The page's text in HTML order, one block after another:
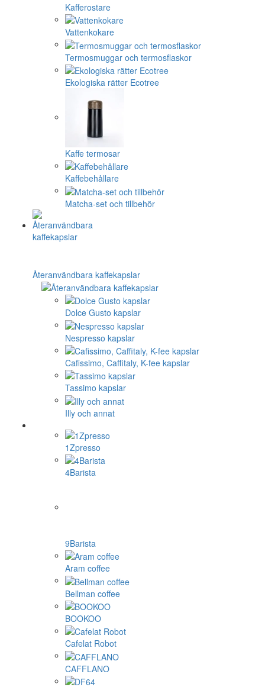
Kafferostare
Vattenkokare
Termosmuggar och termosflaskor
Ekologiska rätter Ecotree
Kaffe termosar
Kaffebehållare
Matcha-set och tillbehör
Återanvändbara kaffekapslar
Dolce Gusto kapslar
Nespresso kapslar
Cafissimo, Caffitaly, K-fee kapslar
Tassimo kapslar
Illy och annat
1Zpresso
4Barista
9Barista
Aram coffee
Bellman coffee
BOOKOO
Cafelat Robot
CAFFLANO